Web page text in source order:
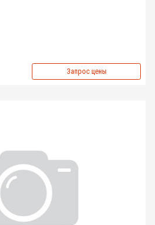
Запрос цены